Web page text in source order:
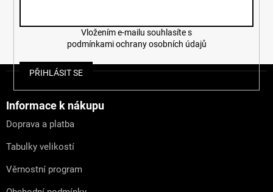
podmínkami ochrany osobních údajů
PŘIHLÁSIT SE
Informace k nákupu
Doprava a platba
Tabulky velikostí
Věrnostní program